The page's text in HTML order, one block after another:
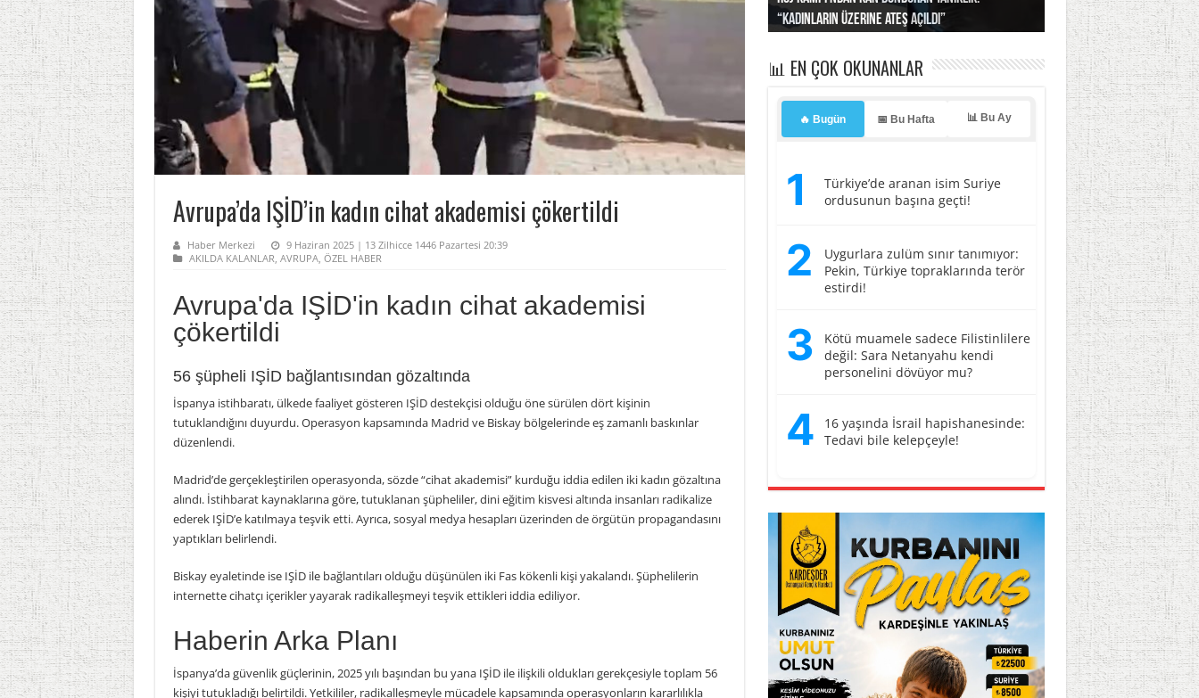
Avrupa’da IŞİD’in kadın cihat akademisi çökertildi
Haber Merkezi
9 Haziran 2025 | 13 Zilhicce 1446 Pazartesi 20:39
AKILDA KALANLAR, AVRUPA, ÖZEL HABER
Avrupa'da IŞİD'in kadın cihat akademisi
çökertildi
56 şüpheli IŞİD bağlantısından gözaltında
İspanya istihbaratı, ülkede faaliyet gösteren IŞİD destekçisi olduğu öne sürülen dört kişinin
tutuklandığını duyurdu. Operasyon kapsamında Madrid ve Biskay bölgelerinde eş zamanlı baskınlar
düzenlendi.
Madrid’de gerçekleştirilen operasyonda, sözde “cihat akademisi” kurduğu iddia edilen iki kadın gözaltına
alındı. İstihbarat kaynaklarına göre, tutuklanan şüpheliler, dini eğitim kisvesi altında insanları radikalize
ederek IŞİD’e katılmaya teşvik etti. Ayrıca, sosyal medya hesapları üzerinden de örgütün propagandasını
yaptıkları belirlendi.
Biskay eyaletinde ise IŞİD ile bağlantıları olduğu düşünülen iki Fas kökenli kişi yakalandı. Şüphelilerin
internette cihatçı içerikler yayarak radikalleşmeyi teşvik ettikleri iddia ediliyor.
Haberin Arka Planı
İspanya’da güvenlik güçlerinin, 2025 yılı başından bu yana IŞİD ile ilişkili oldukları gerekçesiyle toplam 56
kişiyi tutukladığı belirtildi. Yetkililer, radikalleşmeyle mücadele kapsamında operasyonların kararlılıkla
“Kadınların üzerine ateş açıldı”
Irak’a misilleme tehdidi!
yaptı… İsrail’in “timsah” planına fren!
kayıtlar başladı
basıldı, kabus yaşatıldı!
📊 EN ÇOK OKUNANLAR
🔥 Bugün 📅 Bu Hafta 📊 Bu Ay
1
Türkiye’de aranan isim Suriye
ordusunun başına geçti!
2
Uygurlara zulüm sınır tanımıyor:
Pekin, Türkiye topraklarında terör
estirdi!
3
Kötü muamele sadece Filistinlilere
değil: Sara Netanyahu kendi
personelini dövüyor mu?
4
16 yaşında İsrail hapishanesinde:
Tedavi bile kelepçeyle!